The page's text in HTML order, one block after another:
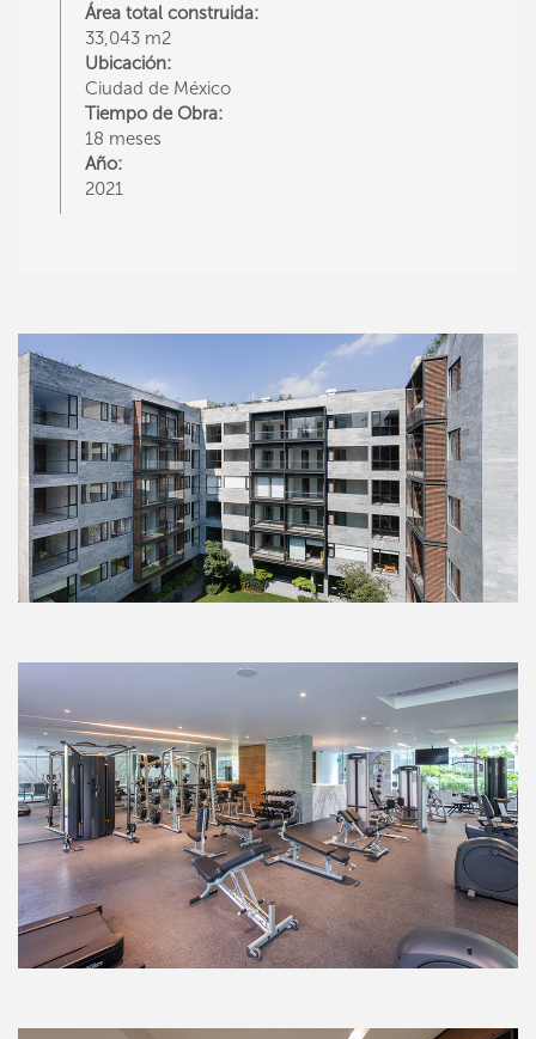
Área total construida:
33,043 m2
Ubicación:
Ciudad de México
Tiempo de Obra:
18 meses
Año:
2021